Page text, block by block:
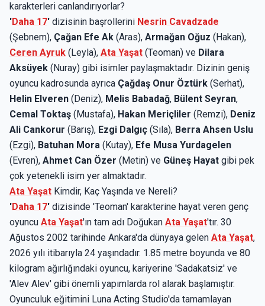
karakterleri canlandırıyorlar?
'Daha 17' dizisinin başrollerini Nesrin Cavadzade
(Şebnem), Çağan Efe Ak (Aras), Armağan Oğuz (Hakan),
Ceren Ayruk (Leyla), Ata Yaşat (Teoman) ve Dilara
Aksüyek (Nuray) gibi isimler paylaşmaktadır. Dizinin geniş
oyuncu kadrosunda ayrıca Çağdaş Onur Öztürk (Serhat),
Helin Elveren (Deniz), Melis Babadağ, Bülent Seyran,
Cemal Toktaş (Mustafa), Hakan Meriçliler (Remzi), Deniz
Ali Cankorur (Barış), Ezgi Dalgıç (Sıla), Berra Ahsen Uslu
(Ezgi), Batuhan Mora (Kutay), Efe Musa Yurdagelen
(Evren), Ahmet Can Özer (Metin) ve Güneş Hayat gibi pek
çok yetenekli isim yer almaktadır.
Ata Yaşat Kimdir, Kaç Yaşında ve Nereli?
'Daha 17' dizisinde 'Teoman' karakterine hayat veren genç
oyuncu Ata Yaşat'ın tam adı Doğukan Ata Yaşat'tır. 30
Ağustos 2002 tarihinde Ankara'da dünyaya gelen Ata Yaşat,
2026 yılı itibarıyla 24 yaşındadır. 1.85 metre boyunda ve 80
kilogram ağırlığındaki oyuncu, kariyerine 'Sadakatsiz' ve
'Alev Alev' gibi önemli yapımlarda rol alarak başlamıştır.
Oyunculuk eğitimini Luna Acting Studio'da tamamlayan